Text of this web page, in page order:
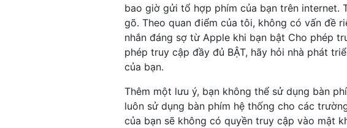
bao giờ gửi tổ hợp phím của bạn trên internet.
gõ. Theo quan điểm của tôi, không có vấn đề
nhắn đáng sợ từ Apple khi bạn bật Cho phép
phép truy cập đầy đủ BẬT, hãy hỏi nhà phát
của bạn.
Thêm một lưu ý, bạn không thể sử dụng bàn
luôn sử dụng bàn phím hệ thống cho các
của bạn sẽ không có quyền truy cập vào mật